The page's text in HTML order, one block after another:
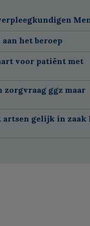
het beroep
voor patiënt met
zorgvraag ggz maar
artsen gelijk in